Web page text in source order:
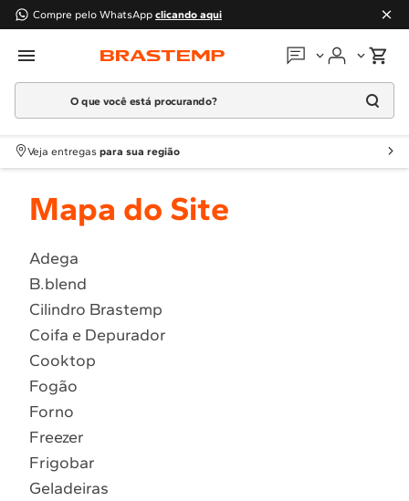
Compre pelo WhatsApp clicando aqui
Em que podemos
Atendimento Brastemp
O que você está procurando?
Termos mais buscados
1º Geladeira
2
Fogao
4 º Lava Louça
5 º Cooktop
6º Microondas Brastemp
7º Forno
8º Embutir
9º Lava Seca
Veja entregas para sua região
Mapa do Site
Adega
B.blend
Cilindro Brastemp
Coifa e Depurador
Cooktop
Fogão
Forno
Freezer
Frigobar
Geladeiras